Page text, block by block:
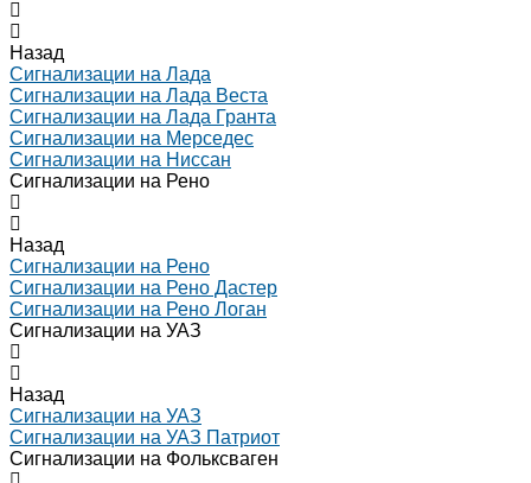
Назад
Сигнализации на Лада
Сигнализации на Лада Веста
Сигнализации на Лада Гранта
Сигнализации на Мерседес
Сигнализации на Ниссан
Сигнализации на Рено
Назад
Сигнализации на Рено
Сигнализации на Рено Дастер
Сигнализации на Рено Логан
Сигнализации на УАЗ
Назад
Сигнализации на УАЗ
Сигнализации на УАЗ Патриот
Сигнализации на Фольксваген